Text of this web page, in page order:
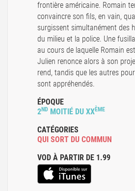
frontière américaine. Romain
convaincre son fils, en vain,
surgissent simultanément des
du milieu et la police. Une
au cours de laquelle Romain
Julien renonce alors à son
rend, tandis que les autres
sont appréhendés.
ÉPOQUE
2ND MOITIÉ DU XXÈME
CATÉGORIES
QUI SORT DU COMMUN
VOD À PARTIR DE 1.99